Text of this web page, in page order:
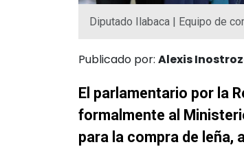
Diputado Ilabaca | Equipo de
Publicado por: Alexis
El parlamentario por la
formalmente al
para la compra de leña,